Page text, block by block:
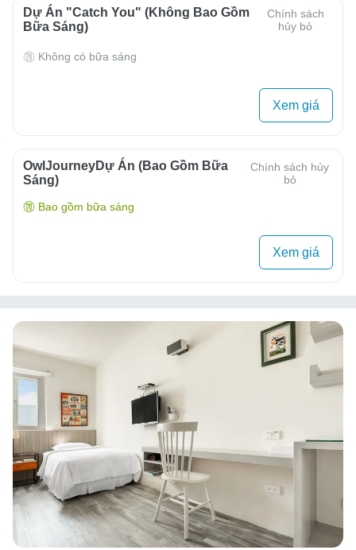
Dự Án "Catch You" (Không Bao Gồm
Bữa Sáng)
Chính sách
hủy bỏ
Không có bữa sáng
Xem giá
OwlJourneyDự Án (Bao Gồm Bữa
Sáng)
Chính sách hủy
bỏ
Bao gồm bữa sáng
Xem giá